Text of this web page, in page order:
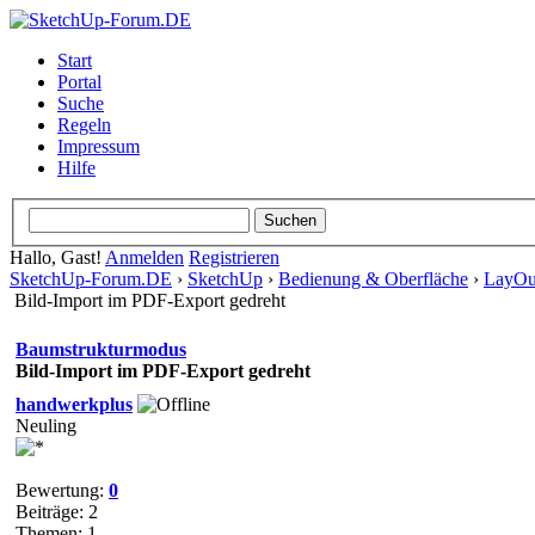
Start
Portal
Suche
Regeln
Impressum
Hilfe
Hallo, Gast! Anmelden Registrieren
SketchUp-Forum.DE › SketchUp › Bedienung & Oberfläche ›
Bild-Import im PDF-Export gedreht
Baumstrukturmodus
Bild-Import im PDF-Export gedreht
handwerkplus
Neuling
Bewertung: 0
Beiträge: 2